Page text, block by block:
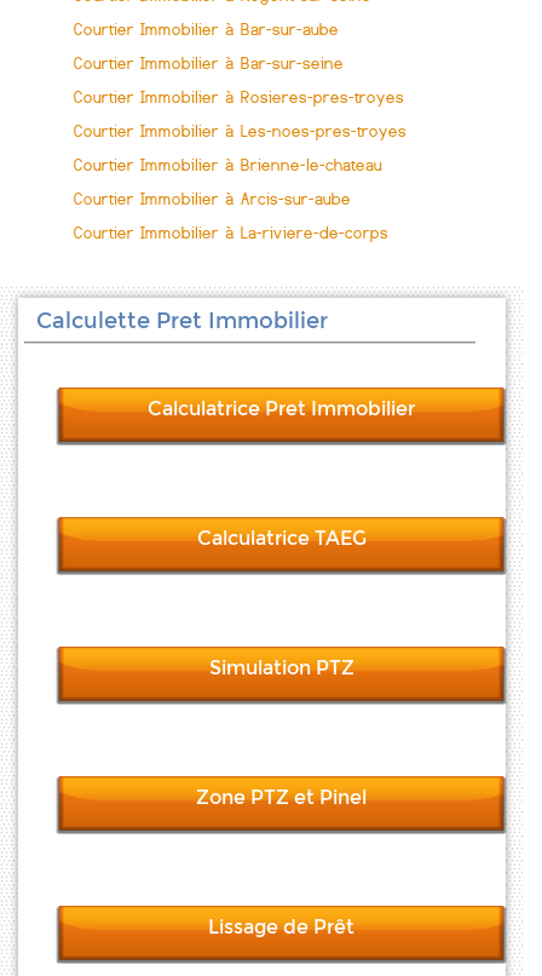
Courtier Immobilier à Bar-sur-aube
Courtier Immobilier à Bar-sur-seine
Courtier Immobilier à Rosieres-pres-troyes
Courtier Immobilier à Les-noes-pres-troyes
Courtier Immobilier à Brienne-le-chateau
Courtier Immobilier à Arcis-sur-aube
Courtier Immobilier à La-riviere-de-corps
Calculette Pret Immobilier
Calculatrice Pret Immobilier
Calculatrice TAEG
Simulation PTZ
Zone PTZ et Pinel
Lissage de Prêt